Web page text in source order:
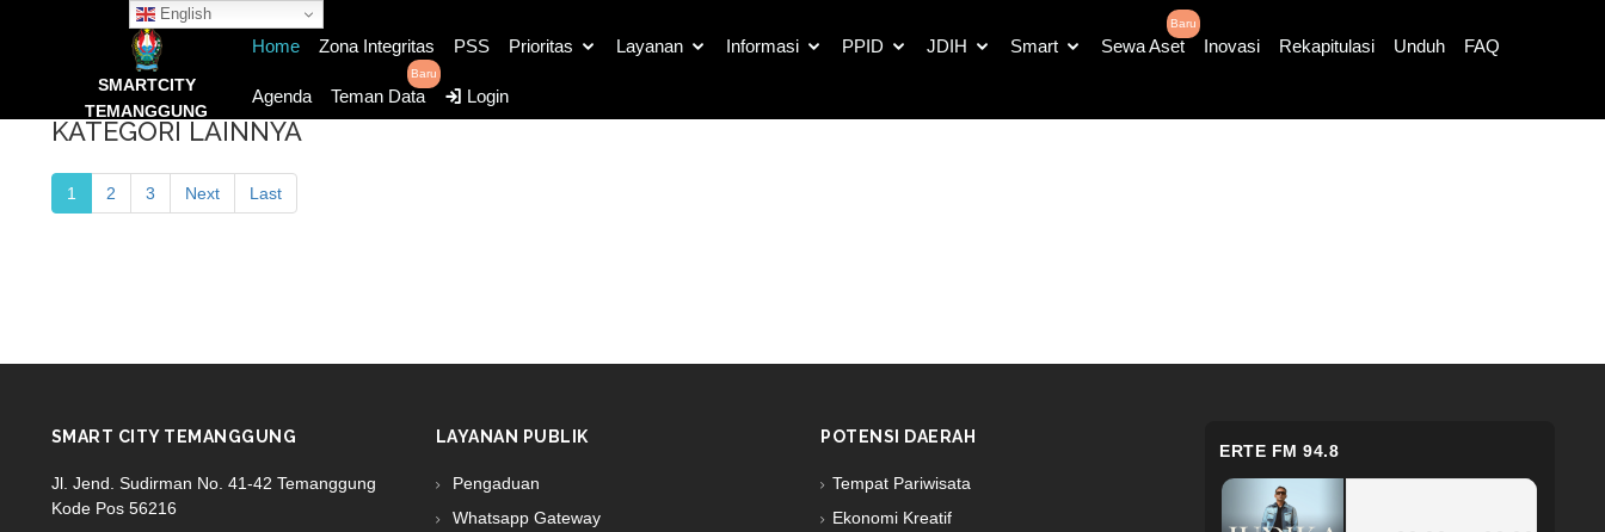
English
SMARTCITY
TEMANGGUNG
Home Zona Integritas PSS Prioritas Layanan Informasi PPID JDIH Smart Sewa Aset
Baru
Inovasi Rekapitulasi Unduh FAQ
Agenda Teman Data
Baru
Login
KATEGORI LAINNYA
1 2 3 Next Last
SMART CITY TEMANGGUNG
Jl. Jend. Sudirman No. 41-42 Temanggung
Kode Pos 56216
LAYANAN PUBLIK
Pengaduan
Whatsapp Gateway
POTENSI DAERAH
Tempat Pariwisata
Ekonomi Kreatif
ERTE FM 94.8